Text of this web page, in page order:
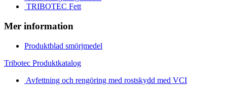
TRIBOTEC Fett
Mer information
Produktblad smörjmedel
Tribotec Produktkatalog
Avfettning och rengöring med rostskydd med VCI